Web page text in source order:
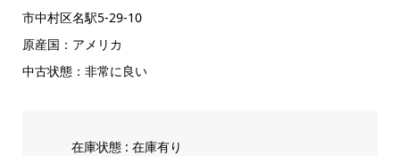
市中村区名駅5-29-10
原産国：アメリカ
中古状態：非常に良い
在庫状態 : 在庫有り